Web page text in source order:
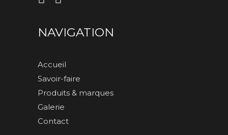
NAVIGATION
Accueil
Savoir-faire
Produits & marques
Galerie
Contact